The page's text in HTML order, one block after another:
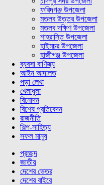
ফরিদগঞ্জ উপজেলা
মতলব উত্তর উপজেলা
মতলব দক্ষিণ উপজেলা
শাহরাস্তি উপজেলা
হাইমচর উপজেলা
হাজীগঞ্জ উপজেলা
ব্যবসা বাণিজ্য
আইন আদালত
পড়া লেখা
খেলাধুলা
বিনোদন
বিশেষ প্রতিবেদন
রাজনীতি
শিল্প-সাহিত্য
সফল মানুষ
প্রচ্ছদ
জাতীয়
দেশের ভেতর
দেশের বাইরে